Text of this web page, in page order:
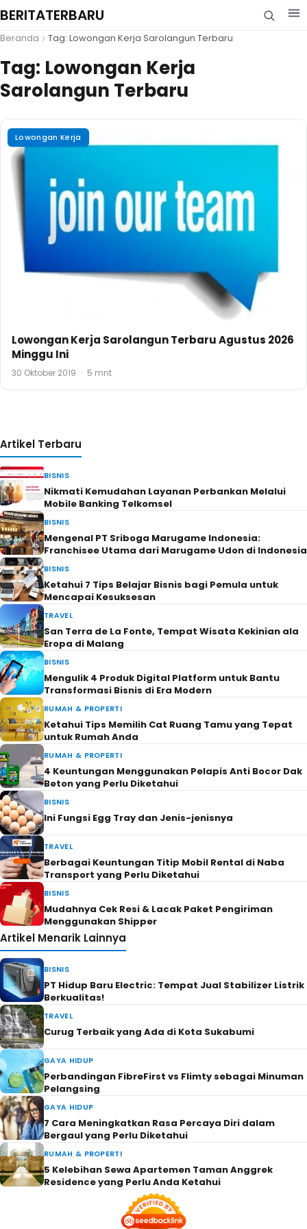
BERITATERBARU
Beranda Tag: Lowongan Kerja Sarolangun Terbaru
Tag: Lowongan Kerja
Sarolangun Terbaru
Lowongan Kerja
Lowongan Kerja Sarolangun Terbaru Agustus 2026
Minggu Ini
30 Oktober 2019 · 5 mnt
Artikel Terbaru
BISNIS
Nikmati Kemudahan Layanan Perbankan Melalui
Mobile Banking Telkomsel
BISNIS
Mengenal PT Sriboga Marugame Indonesia:
Franchisee Utama dari Marugame Udon di Indonesia
BISNIS
Ketahui 7 Tips Belajar Bisnis bagi Pemula untuk
Mencapai Kesuksesan
TRAVEL
San Terra de La Fonte, Tempat Wisata Kekinian ala
Eropa di Malang
BISNIS
Mengulik 4 Produk Digital Platform untuk Bantu
Transformasi Bisnis di Era Modern
RUMAH & PROPERTI
Ketahui Tips Memilih Cat Ruang Tamu yang Tepat
untuk Rumah Anda
RUMAH & PROPERTI
4 Keuntungan Menggunakan Pelapis Anti Bocor Dak
Beton yang Perlu Diketahui
BISNIS
Ini Fungsi Egg Tray dan Jenis-jenisnya
TRAVEL
Berbagai Keuntungan Titip Mobil Rental di Naba
Transport yang Perlu Diketahui
BISNIS
Mudahnya Cek Resi & Lacak Paket Pengiriman
Menggunakan Shipper
Artikel Menarik Lainnya
BISNIS
PT Hidup Baru Electric: Tempat Jual Stabilizer Listrik
Berkualitas!
TRAVEL
Curug Terbaik yang Ada di Kota Sukabumi
GAYA HIDUP
Perbandingan FibreFirst vs Flimty sebagai Minuman
Pelangsing
GAYA HIDUP
7 Cara Meningkatkan Rasa Percaya Diri dalam
Bergaul yang Perlu Diketahui
RUMAH & PROPERTI
5 Kelebihan Sewa Apartemen Taman Anggrek
Residence yang Perlu Anda Ketahui